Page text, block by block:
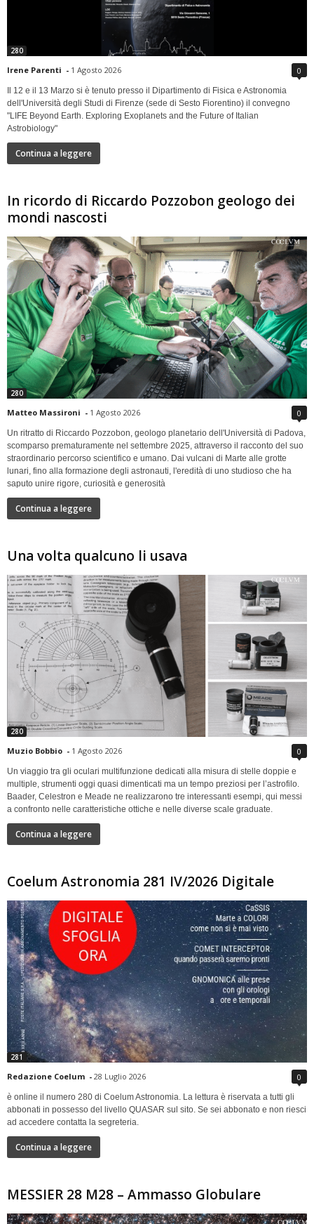
280
Irene Parenti - 1 Agosto 2026 0
Il 12 e il 13 Marzo si è tenuto presso il Dipartimento di Fisica e Astronomia
dell'Università degli Studi di Firenze (sede di Sesto Fiorentino) il convegno
"LIFE Beyond Earth. Exploring Exoplanets and the Future of Italian
Astrobiology"
Continua a leggere
In ricordo di Riccardo Pozzobon geologo dei
mondi nascosti
280
Matteo Massironi - 1 Agosto 2026 0
Un ritratto di Riccardo Pozzobon, geologo planetario dell'Università di Padova,
scomparso prematuramente nel settembre 2025, attraverso il racconto del suo
straordinario percorso scientifico e umano. Dai vulcani di Marte alle grotte
lunari, fino alla formazione degli astronauti, l'eredità di uno studioso che ha
saputo unire rigore, curiosità e generosità
Continua a leggere
Una volta qualcuno li usava
280
Muzio Bobbio - 1 Agosto 2026 0
Un viaggio tra gli oculari multifunzione dedicati alla misura di stelle doppie e
multiple, strumenti oggi quasi dimenticati ma un tempo preziosi per l’astrofilo.
Baader, Celestron e Meade ne realizzarono tre interessanti esempi, qui messi
a confronto nelle caratteristiche ottiche e nelle diverse scale graduate.
Continua a leggere
Coelum Astronomia 281 IV/2026 Digitale
281
Redazione Coelum - 28 Luglio 2026 0
è online il numero 280 di Coelum Astronomia. La lettura è riservata a tutti gli
abbonati in possesso del livello QUASAR sul sito. Se sei abbonato e non riesci
ad accedere contatta la segreteria.
Continua a leggere
MESSIER 28 M28 – Ammasso Globulare